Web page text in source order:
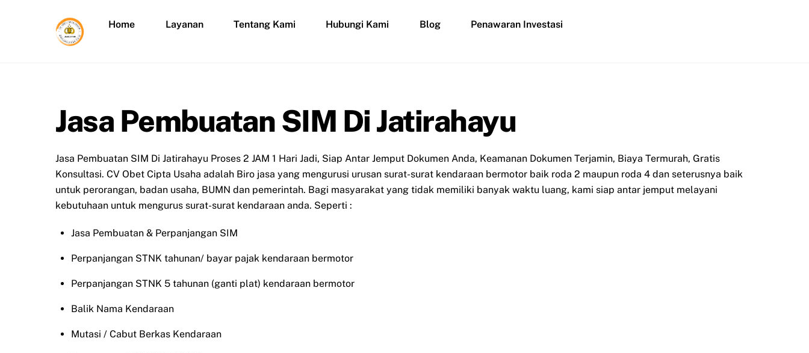
Home Layanan Tentang Kami Hubungi Kami Blog Penawaran Investasi
Jasa Pembuatan SIM Di Jatirahayu
Jasa Pembuatan SIM Di Jatirahayu Proses 2 JAM 1 Hari Jadi, Siap Antar Jemput Dokumen Anda, Keamanan Dokumen Terjamin, Biaya Termurah, Gratis
Konsultasi. CV Obet Cipta Usaha adalah Biro jasa yang mengurusi urusan surat-surat kendaraan bermotor baik roda 2 maupun roda 4 dan seterusnya baik
untuk perorangan, badan usaha, BUMN dan pemerintah. Bagi masyarakat yang tidak memiliki banyak waktu luang, kami siap antar jemput melayani
kebutuhaan untuk mengurus surat-surat kendaraan anda. Seperti :
Jasa Pembuatan & Perpanjangan SIM
Perpanjangan STNK tahunan/ bayar pajak kendaraan bermotor
Perpanjangan STNK 5 tahunan (ganti plat) kendaraan bermotor
Balik Nama Kendaraan
Mutasi / Cabut Berkas Kendaraan